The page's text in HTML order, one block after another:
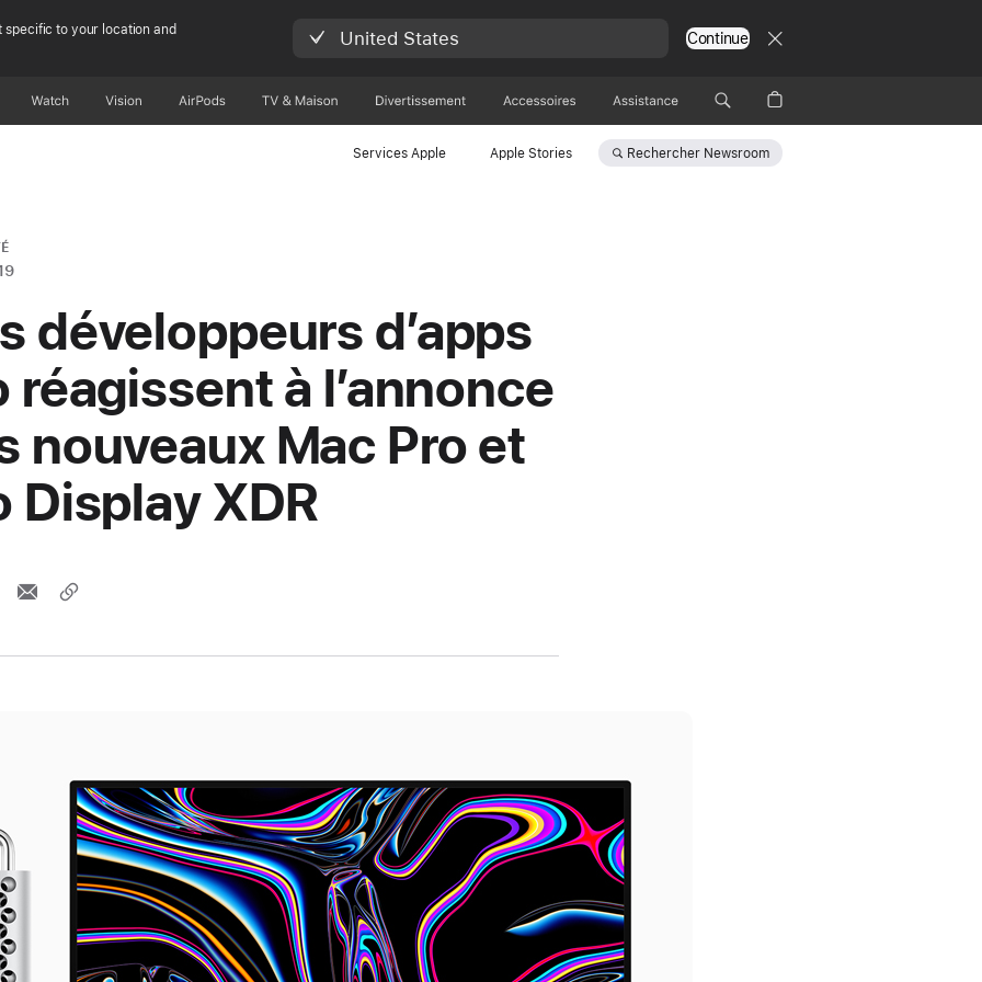
specific to your location and United States Continue
Watch Vision AirPods TV & Maison Divertissements Accessoires Assistance
Services Apple Apple Stories Rechercher Newsroom
développeurs d’apps
réagissent à l’annonce
nouveaux Mac Pro et
Display XDR